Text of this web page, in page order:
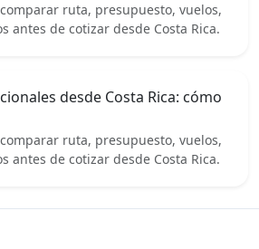
ruta, presupuesto, vuelos,
antes de cotizar desde Costa Rica.
desde Costa Rica: cómo
ruta, presupuesto, vuelos,
antes de cotizar desde Costa Rica.